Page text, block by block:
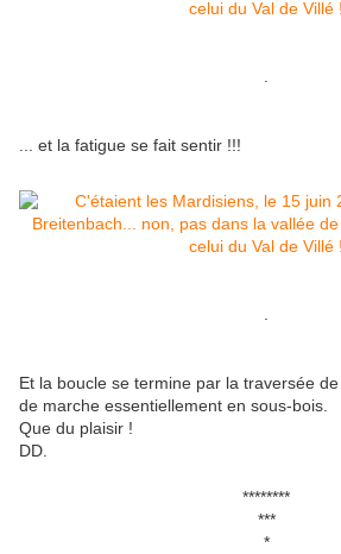
... et la fatigue se fait sentir !!!
Et la boucle se termine par la traversée
de marche essentiellement en sous-bois.
Que du plaisir !
DD.
********
***
*